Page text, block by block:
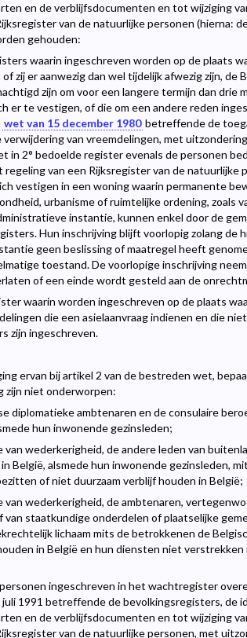
en de verblijfsdocumenten en tot wijziging
van de natuurlijke personen (hierna:
gehouden:
waarin ingeschreven worden op de plaats
zij er aanwezig dan wel tijdelijk afwezig zijn, de
zijn om voor een langere termijn dan drie
er te vestigen, of die om een andere reden
wet van 15 december 1980 betreffende de
van vreemdelingen, met
in 2° bedoelde register evenals de personen
van een Rijksregister van de natuurlijke
vestigen in een woning waarin permanente
urbanisme of ruimtelijke ordening, zoals
instantie, kunnen enkel door de
Hun inschrijving blijft voorlopig zolang de
geen beslissing of maatregel heeft
toestand. De voorlopige inschrijving
of een einde wordt gesteld aan de
waarin worden ingeschreven op de plaats
die een asielaanvraag indienen en die
zijn ingeschreven.
ervan bij artikel 2 van de bestreden wet,
zijn niet onderworpen:
diplomatieke ambtenaren en de consulaire
hun inwonende gezinsleden;
van wederkerigheid, de andere leden van
België, alsmede hun inwonende gezinsleden,
of niet duurzaam verblijf houden in België;
van wederkerigheid, de ambtenaren,
staatkundige onderdelen of plaatselijke
lichaam mits de betrokkenen de
in België en hun diensten niet
ingeschreven in het wachtregister
juli 1991 betreffende de bevolkingsregisters, de
en de verblijfsdocumenten en tot wijziging
van de natuurlijke personen, met